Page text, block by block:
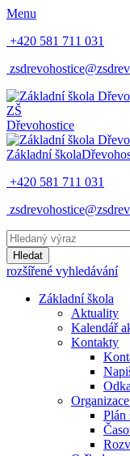
Menu
+420 581 711 031
ZŠ
Dřevohostice
Základní škola
+420 581 711 031
Hledat
rozšířené vyhledávání
Základní škola
Aktuality
Kalendář
Kontakty
Plán